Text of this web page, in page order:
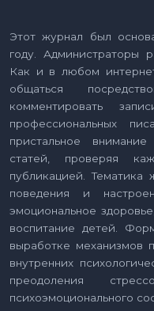
Этот журнал был
году. Администраторы
Как и в любом
общаться
комментировать
профессиональных
пристальное
статей, проверяя
публикацией. Тематика
поведения и
эмоциональное
воспитание детей.
выработке механизмов
внутренних
преодоления
психоэмоционального